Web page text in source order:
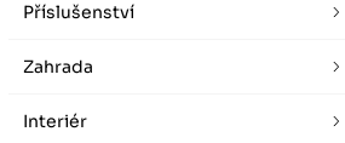
Příslušenství
Zahrada
Interiér